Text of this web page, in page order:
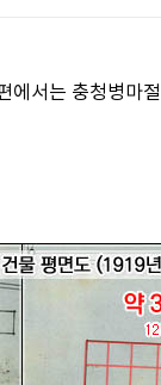
에서는 충청병마